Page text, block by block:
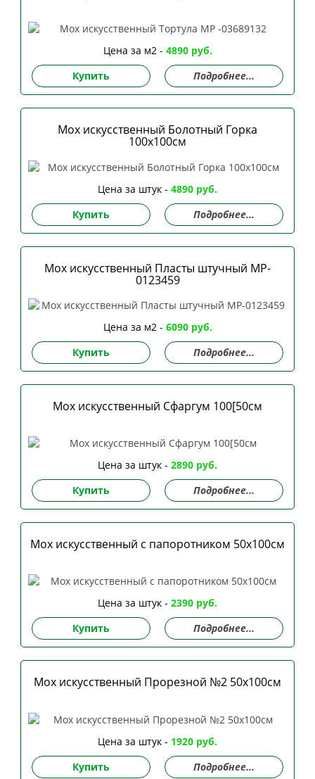
Цена за м2 - 4890 руб.
Купить
Подробнее...
Мох искусственный Болотный Горка
100х100см
Цена за штук - 4890 руб.
Купить
Подробнее...
Мох искусственный Пласты штучный MP-
0123459
Цена за м2 - 6090 руб.
Купить
Подробнее...
Мох искусственный Сфаргум 100[50см
Цена за штук - 2890 руб.
Купить
Подробнее...
Мох искусственный с папоротником 50х100см
Цена за штук - 2390 руб.
Купить
Подробнее...
Мох искусственный Прорезной №2 50х100см
Цена за штук - 1920 руб.
Купить
Подробнее...